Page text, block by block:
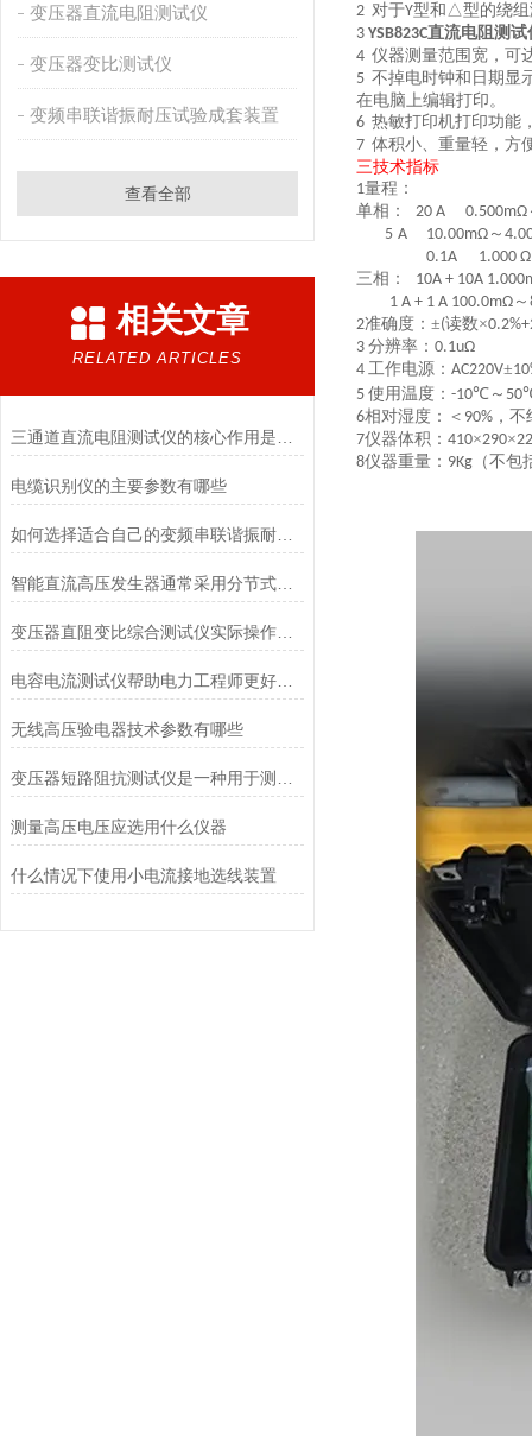
变压器直流电阻测试仪
变压器变比测试仪
变频串联谐振耐压试验成套装置
查看全部
相关文章
RELATED ARTICLES
电缆识别仪的主要参数有哪些
如何选择适合自己的变频串联谐振耐压装置？
智能直流高压发生器通常采用分节式结构
变压器直阻变比综合测试仪实际操作中有哪些优点
电容电流测试仪帮助电力工程师更好地了解电力系统的运行状态
无线高压验电器技术参数有哪些
测量高压电压应选用什么仪器
什么情况下使用小电流接地选线装置
2 对于Y型和△型的绕组
3 YSB823C直流电阻测试
4 仪器测量范围宽，可
5 不掉电时钟和日期显
在电脑上编辑打印。
6 热敏打印机打印功能
7 体积小、重量轻，方
三技术指标
1量程：
单相：
20 A 0.500mΩ
5 A 10.00mΩ ～ 4
0.1A 1.000 Ω
三相：
10A + 10A 1.000
1 A + 1 A 100.0mΩ ～
2准确度：±(读数×
3 分辨率： 0.1uΩ
4 工作电源： AC220V±
5 使用温度： -10℃～ 50
6相对湿度：＜ 90% ，
7仪器体积： 410×290×
8仪器重量： 9Kg （不包